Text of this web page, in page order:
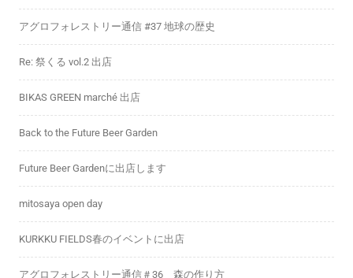
アグロフォレストリー通信 #37 地球の歴史
Re: 祭くる vol.2 出店
BIKAS GREEN marché 出店
Back to the Future Beer Garden
Future Beer Gardenに出店します
mitosaya open day
KURKKU FIELDS春のイベントに出店
アグロフォレストリー通信＃36 森の作り方